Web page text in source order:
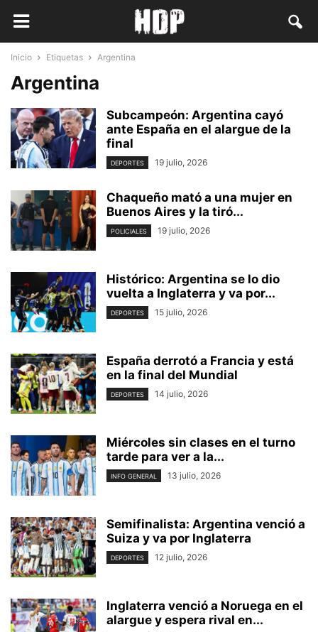
Inicio Etiquetas Argentina
Argentina
Subcampeón: Argentina cayó
ante España en el alargue de la
final
DEPORTES 19 julio, 2026
Chaqueño mató a una mujer en
Buenos Aires y la tiró...
POLICIALES 19 julio, 2026
Histórico: Argentina se lo dio
vuelta a Inglaterra y va por...
DEPORTES 15 julio, 2026
España derrotó a Francia y está
en la final del Mundial
DEPORTES 14 julio, 2026
Miércoles sin clases en el turno
tarde para ver a la...
INFO GENERAL 13 julio, 2026
Semifinalista: Argentina venció a
Suiza y va por Inglaterra
DEPORTES 12 julio, 2026
Inglaterra venció a Noruega en el
alargue y espera rival en...